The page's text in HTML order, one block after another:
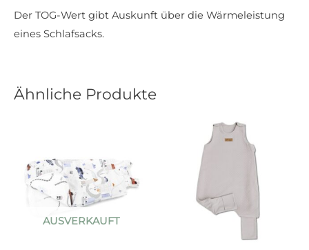
Der TOG-Wert gibt Auskunft über die Wärmeleistung
eines Schlafsacks.
Ähnliche Produkte
AUSVERKAUFT